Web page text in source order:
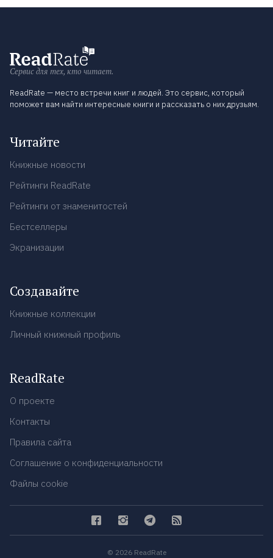
Сервис для тех, кто читает.
ReadRate — место встречи книг и людей. Это сервис, который
поможет вам найти интересные книги и рассказать о них друзьям.
Читайте
Книжные новости
Рейтинги ReadRate
Рейтинги от знаменитостей
Бестселлеры
Экранизации
Создавайте
Книжные коллекции
Личный книжный профиль
ReadRate
О проекте
Контакты
Правила сайта
Соглашение о конфиденциальности
Файлы cookie
© 2026 ReadRate